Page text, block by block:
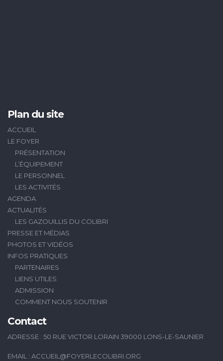
Plan du site
ACCUEIL
LE FOYER
PRÉSENTATION
L’ÉQUIPEMENT
LE PERSONNEL
LES ACTIVITÉS
AGENDA
ACTUALITÉS
LES GAZOUILLIS DU COLIBRI
PRESSE ET MÉDIAS
PHOTOS ET VIDÉOS
INFOS PRATIQUES
PARTENAIRES
LIENS UTILES
ADMISSION
COMMENT NOUS SOUTENIR
Contact
ADRESSE : 50 RUE VICTOR LORAIN 39000 LONS-LE-SAUNIER
EMAIL : ACCUEIL@FOYERLECOLIBRI.ORG